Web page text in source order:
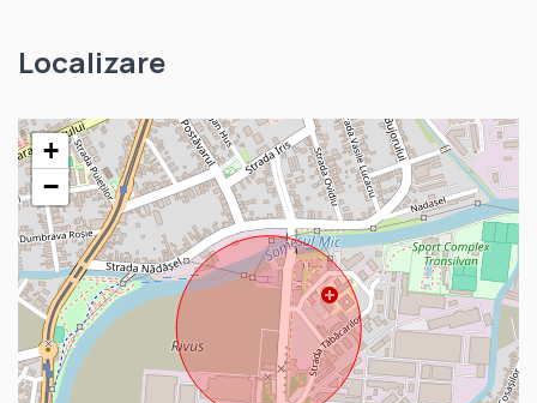
Localizare
+
−